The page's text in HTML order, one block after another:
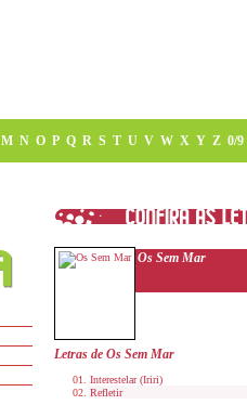
M N O P Q R S T U V W X Y Z 0/9
Os Sem Mar
Letras de Os Sem Mar
Interestelar (Iriri)
Refletir